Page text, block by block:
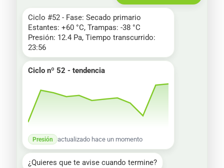
Ciclo #52 - Fase: Secado primario
Estantes: +60 °C, Trampas: -38 °C
Presión: 12.4 Pa, Tiempo transcurrido:
23:56
Ciclo nº 52 - tendencia
Presión actualizado hace un momento
¿Quieres que te avise cuando termine?